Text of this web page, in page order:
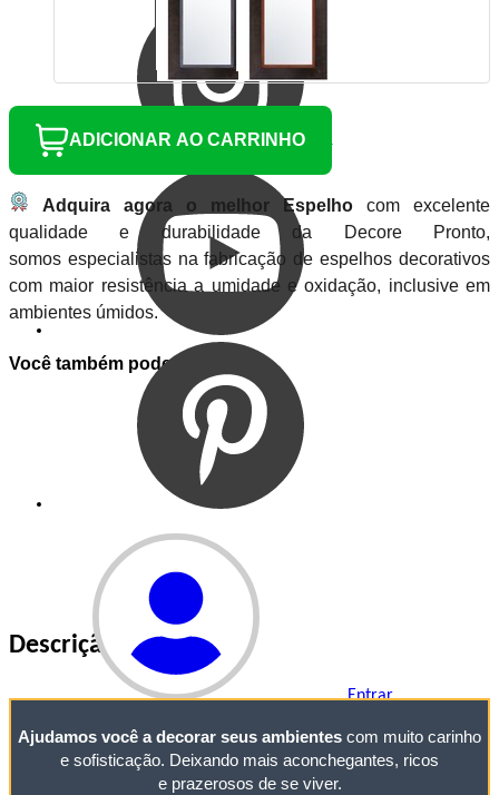
Entrar
Entrar
MeusPedidos
ADICIONAR AO CARRINHO
Adquira agora o melhor Espelho com excelente
qualidade e durabilidade da Decore Pronto,
somos especialistas na fabricação de espelhos decorativos
com maior resistência a umidade e oxidação, inclusive em
ambientes úmidos.
Você também pode gostar de
Descrição do Produto
Ajudamos você a decorar seus ambientes com muito carinho
e sofisticação. Deixando mais aconchegantes, ricos
e prazerosos de se viver.